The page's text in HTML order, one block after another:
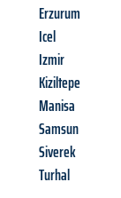
Erzurum
Icel
Izmir
Kiziltepe
Manisa
Samsun
Siverek
Turhal